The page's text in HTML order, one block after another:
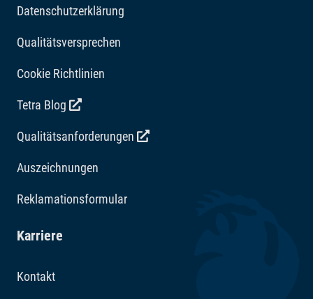
Datenschutzerklärung
Qualitätsversprechen
Cookie Richtlinien
Tetra Blog
Qualitätsanforderungen
Auszeichnungen
Reklamationsformular
Karriere
Kontakt